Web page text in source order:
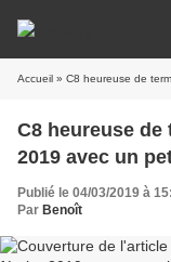
Accueil » C8 heureuse de
C8 heureuse de
2019 avec un
Publié le 04/03/2019 à
Par Benoît